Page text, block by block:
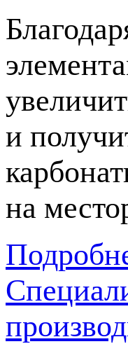
и
на